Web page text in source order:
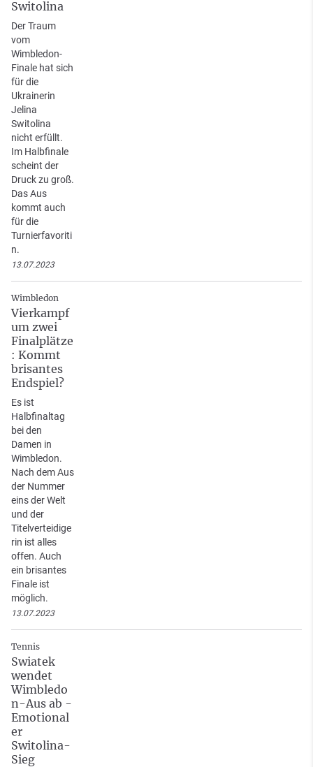
Switolina
Der Traum
vom
Wimbledon-
Finale hat sich
für die
Ukrainerin
Jelina
Switolina
nicht erfüllt.
Im Halbfinale
scheint der
Druck zu groß.
Das Aus
kommt auch
für die
Turnierfavoriti
n.
13.07.2023
Wimbledon
Vierkampf
um zwei
Finalplätze
: Kommt
brisantes
Endspiel?
Es ist
Halbfinaltag
bei den
Damen in
Wimbledon.
Nach dem Aus
der Nummer
eins der Welt
und der
Titelverteidige
rin ist alles
offen. Auch
ein brisantes
Finale ist
möglich.
13.07.2023
Tennis
Swiatek
wendet
Wimbledo
n-Aus ab -
Emotional
er
Switolina-
Sieg